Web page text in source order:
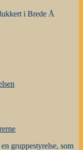
gruppestyrelse, som